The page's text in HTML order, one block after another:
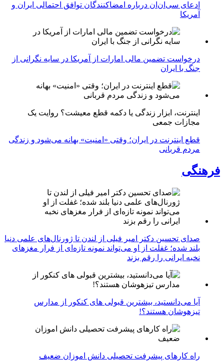
ادعای سی‌ان‌ان درباره امضاکنندگان توافق احتمالی ایران و
آمریکا
درخواست تضمین مالی امارات از آمریکا در سایه نگرانی از
جنگ با ایران
اینترنت، ابزار زندگی یا دکمه قطع معیشت؟ روایت یک
مجازات جمعی
قطع اینترنت در ایران؛ وقتی «امنیت» بهانه می‌شود و زندگی
مردم قربانی
فرهنگی
صدای تحسین دکتر امیر فیلی از لندن تا ژورنال‌های علمی دنیا
بلند شده؛ غفلت از او می‌تواند نمونه تازه‌ای از فرار مغزهای
نخبه ایرانی را رقم بزند
آیا می‌دانستید، بیشترین قبولی های کنکور از مدارس
تیزهوشان هستند؟!
راه کارهای پیشرفت تحصیلی دانش اموزان ضعیف